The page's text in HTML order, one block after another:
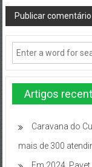
Artigos
Caravana do
mais de 300
Em 2024,